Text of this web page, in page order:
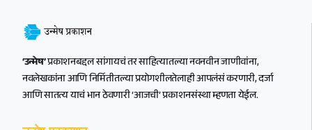
‘उन्मेष’प्रकाशनबद्दल सांगायचं तर साहित्यातल्या नवनवीन जाणीवांना,
नवलेखकांना आणि निर्मितीतल्या प्रयोगशीलतेलाही आपलंसं करणारी, दर्जा
आणि सातत्य याचं भान ठेवणारी ‘आजची’ प्रकाशनसंस्था म्हणता येईल.